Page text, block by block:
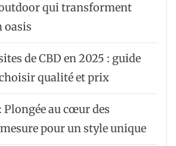
qui transforment
oasis
de CBD en 2025 : guide
qualité et prix
au cœur des
pour un style unique